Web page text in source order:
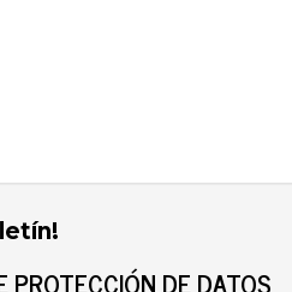
PROTECCIÓN DE DATOS